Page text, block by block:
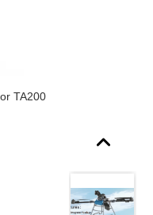
TA200